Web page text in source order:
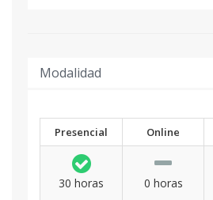
Modalidad
Presencial Online
30 horas 0 horas